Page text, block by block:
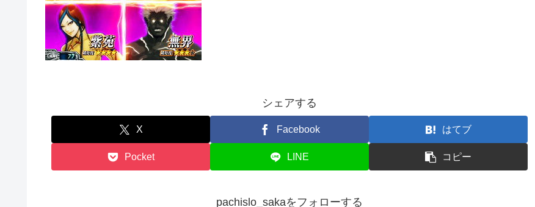
シェアする
X Facebook はてブ
Pocket LINE コピー
pachislo_sakaをフォローする